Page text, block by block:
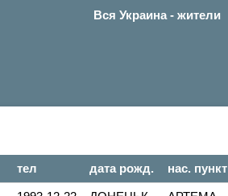
Вся Украина - жители
тел дата рожд. нас. пункт